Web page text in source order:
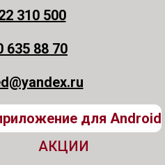
310 500
635 88 70
для Android
АКЦИИ